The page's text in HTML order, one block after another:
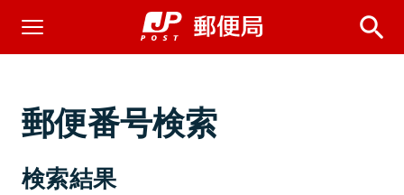
郵便番号検索
検索結果